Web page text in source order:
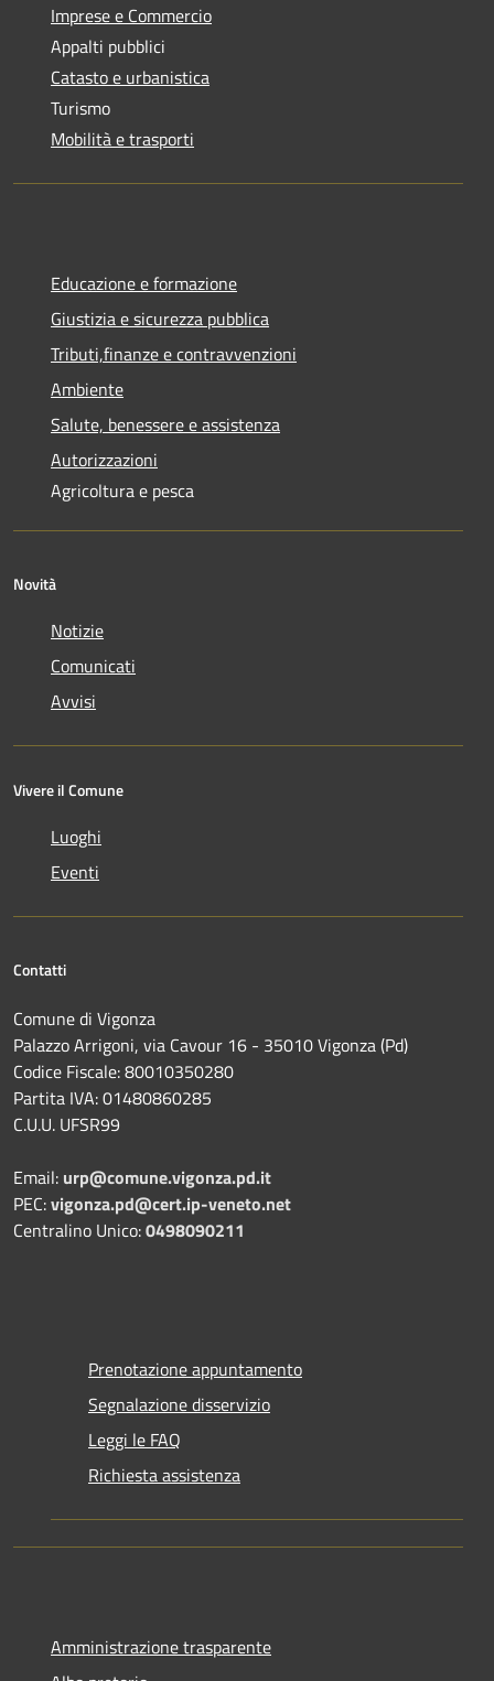
Imprese e Commercio
Appalti pubblici
Catasto e urbanistica
Turismo
Mobilità e trasporti
Educazione e formazione
Giustizia e sicurezza pubblica
Tributi,finanze e contravvenzioni
Ambiente
Salute, benessere e assistenza
Autorizzazioni
Agricoltura e pesca
Novità
Notizie
Comunicati
Avvisi
Vivere il Comune
Luoghi
Eventi
Contatti
Comune di Vigonza
Palazzo Arrigoni, via Cavour 16 - 35010 Vigonza (Pd)
Codice Fiscale: 80010350280
Partita IVA: 01480860285
C.U.U. UFSR99
Email: urp@comune.vigonza.pd.it
PEC:vigonza.pd@cert.ip-veneto.net
Centralino Unico:0498090211
Prenotazione appuntamento
Segnalazione disservizio
Leggi le FAQ
Richiesta assistenza
Amministrazione trasparente